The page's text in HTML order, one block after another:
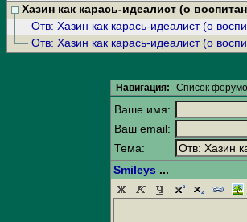
Хазин как карась-идеалист (о
Отв: Хазин как карась-идеалист (о
Отв: Хазин как карась-идеалист (о
Навигация: Список
Ваше имя:
Ваш email:
Тема:
Smileys ...